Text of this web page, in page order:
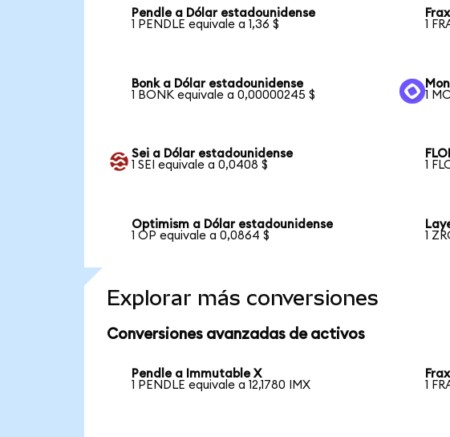
Pendle a Dólar estadounidense
1 PENDLE equivale a 1,36 $
1
Bonk a Dólar estadounidense
1 BONK equivale a 0,00000245 $
1
Sei a Dólar estadounidense
1 SEI equivale a 0,0408 $
1
Optimism a Dólar estadounidense
1 OP equivale a 0,0864 $
1
Explorar más conversiones
Conversiones avanzadas de activos
Pendle a Immutable X
1 PENDLE equivale a 12,1780 IMX
1